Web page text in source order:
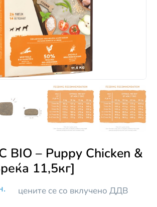
BIO – Puppy Chicken &
11,5кг]
цените се со вклучено ДДВ